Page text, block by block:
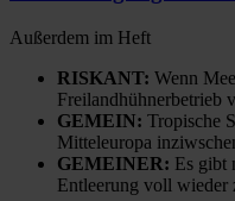
Außerdem im Heft
RISKANT: Wenn
Freilandhühnerbetrieb
GEMEIN: Tropische
Mitteleuropa
GEMEINER: Es gibt
Entleerung voll wieder